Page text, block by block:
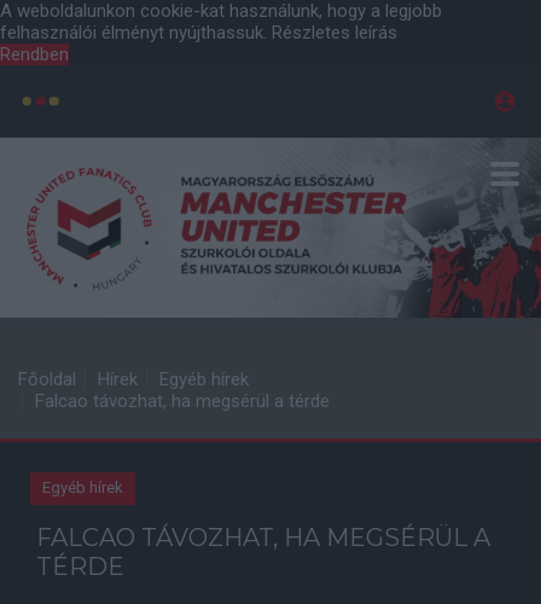
A weboldalunkon cookie-kat használunk, hogy a legjobb
felhasználói élményt nyújthassuk. Részletes leírás
Rendben
Főoldal Hírek
Egyéb hírek
Falcao távozhat, ha megsérül a térde
Egyéb hírek
FALCAO TÁVOZHAT, HA MEGSÉRÜL A
TÉRDE